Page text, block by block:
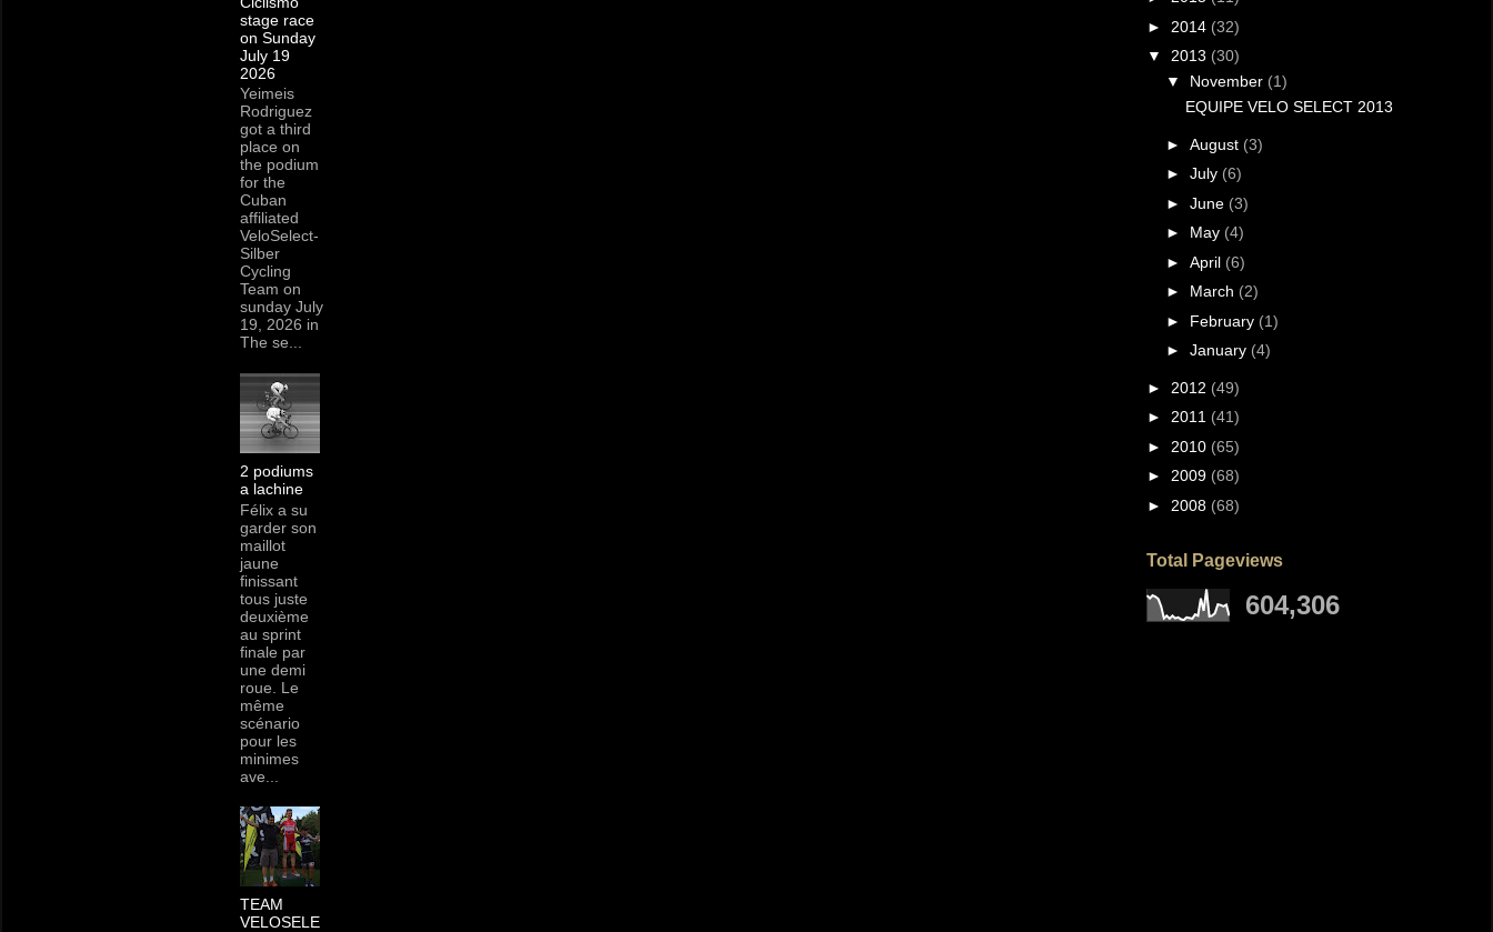
stage race
on Sunday
July 19
2026
Yeimeis
Rodriguez
got a third
place on
the podium
for the
Cuban
affiliated
VeloSelect-
Silber
Cycling
Team on
sunday July
19, 2026 in
The se...
2 podiums
a lachine
Félix a su
garder son
maillot
jaune
finissant
tous juste
deuxième
au sprint
finale par
une demi
roue. Le
même
scénario
pour les
minimes
ave...
TEAM
VELOSELE
► 2014 (32)
▼ 2013 (30)
▼ November (1)
EQUIPE VELO SELECT 2013
► August (3)
► July (6)
► June (3)
► May (4)
► April (6)
► March (2)
► February (1)
► January (4)
► 2012 (49)
► 2011 (41)
► 2010 (65)
► 2009 (68)
► 2008 (68)
Total Pageviews
604,306